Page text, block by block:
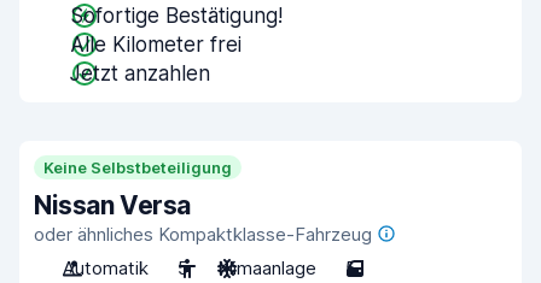
Sofortige Bestätigung!
Alle Kilometer frei
Jetzt anzahlen
Keine Selbstbeteiligung
Nissan Versa
oder ähnliches Kompaktklasse-Fahrzeug
Automatik
5 Klimaanlage 5